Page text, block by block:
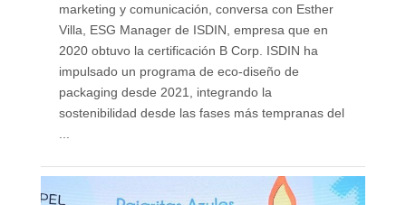
marketing y comunicación, conversa con Esther
Villa, ESG Manager de ISDIN, empresa que en
2020 obtuvo la certificación B Corp. ISDIN ha
impulsado un programa de eco-diseño de
packaging desde 2021, integrando la
sostenibilidad desde las fases más tempranas del